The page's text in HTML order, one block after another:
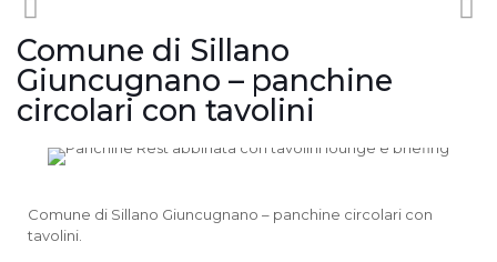
Comune di Sillano
Giuncugnano – panchine
circolari con tavolini
Comune di Sillano Giuncugnano – panchine circolari con
tavolini.